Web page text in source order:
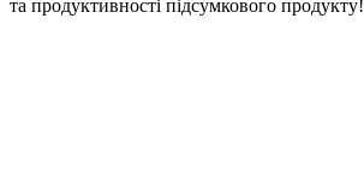
та продуктивності підсумкового продукту!